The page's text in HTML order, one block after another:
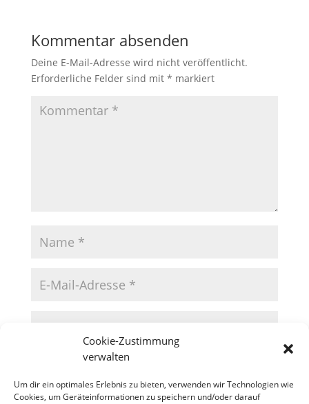
Cookie-Zustimmung
verwalten
Um dir ein optimales Erlebnis zu bieten, verwenden wir Technologien wie
Cookies, um Geräteinformationen zu speichern und/oder darauf
Kommentar absenden
Deine E-Mail-Adresse wird nicht veröffentlicht.
Erforderliche Felder sind mit * markiert